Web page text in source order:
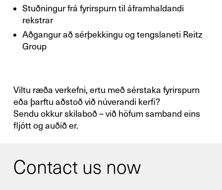
Stuðningur frá fyrirspurn til áframhaldandi
rekstrar
Aðgangur að sérþekkingu og tengslaneti Reitz
Group
Viltu ræða verkefni, ertu með sérstaka fyrirspurn
eða þarftu aðstoð við núverandi kerfi?
Sendu okkur skilaboð – við höfum samband eins
fljótt og auðið er.
Contact us now
Allgemein
Ersatzteile